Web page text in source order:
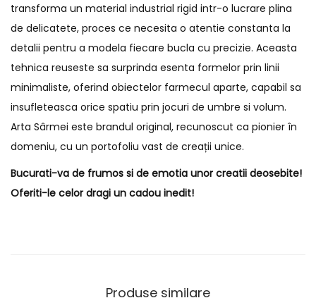
transforma un material industrial rigid intr-o lucrare plina
de delicatete, proces ce necesita o atentie constanta la
detalii pentru a modela fiecare bucla cu precizie. Aceasta
tehnica reuseste sa surprinda esenta formelor prin linii
minimaliste, oferind obiectelor farmecul aparte, capabil sa
insufleteasca orice spatiu prin jocuri de umbre si volum.
Arta Sârmei este brandul original, recunoscut ca pionier în
domeniu, cu un portofoliu vast de creații unice.
Bucurati-va de frumos si de emotia unor creatii deosebite!
Oferiti-le celor dragi un cadou inedit!
Produse similare